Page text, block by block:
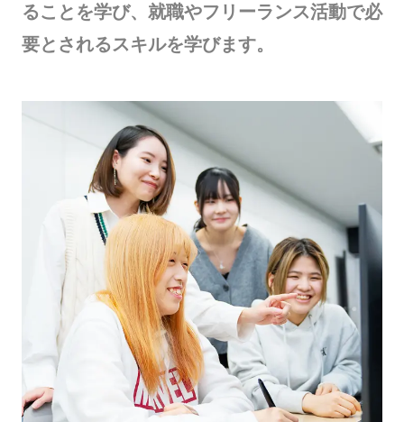
ることを学び、就職やフリーランス活動で必
要とされるスキルを学びます。